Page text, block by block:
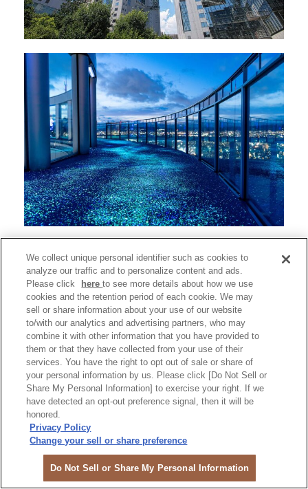
热门景点“梅田蓝天大厦”！位于最上层的空中庭园展望台有
173米高，拥有360度的全景视野，可欣赏大阪壮丽的城市
夜景，是享受梅田夜晚的绝佳选择。
楼层：39楼、40楼、屋顶
营业时间：9:30〜22:30（最后入场时间 22:00）
网站：https://www.skybldg.co.jp/cn/
GRAND FRONT大阪
We collect unique personal identifier such as cookies to
analyze our traffic and to personalize content and ads.
Please click
hereto see more details about how we use
cookies and the retention period of each cookie. We may
sell or share information about your use of our website
to/with our analytics and advertising partners, who may
combine it with other information that you have provided to
them or that they have collected from your use of their
services. You have the right to opt out of sale or share of
your personal information by us. Please click [Do Not Sell or
Share My Personal Information] to exercise your right. If we
have detected an opt-out preference signal, then it will be
honored.
Privacy Policy
Change your sell or share preference
Do Not Sell or Share My Personal Information